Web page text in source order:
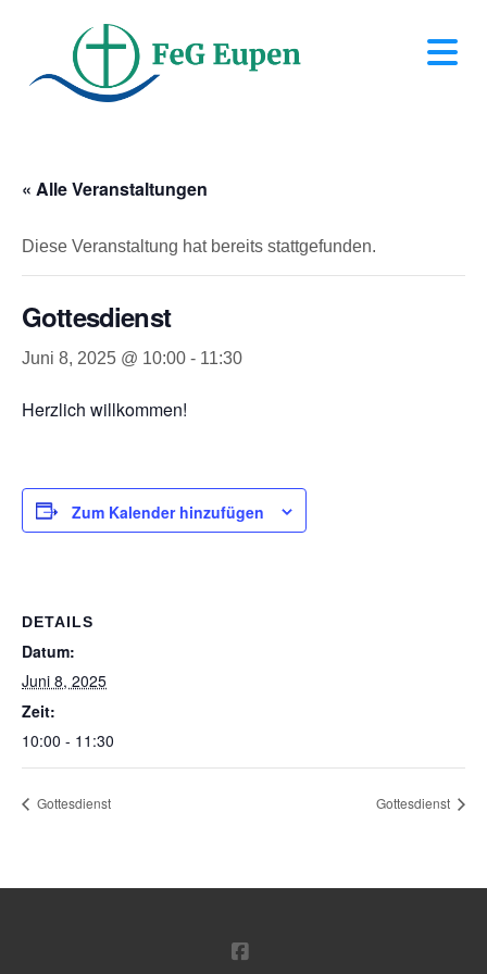
« Alle Veranstaltungen
Diese Veranstaltung hat bereits stattgefunden.
Gottesdienst
Juni 8, 2025 @ 10:00 - 11:30
Herzlich willkommen!
Zum Kalender hinzufügen
DETAILS
Datum:
Juni 8, 2025
Zeit:
10:00 - 11:30
Gottesdienst Gottesdienst